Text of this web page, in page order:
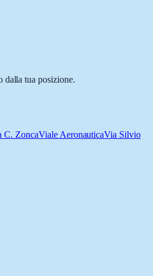
dalla tua posizione.
C. ZoncaViale AeronauticaVia Silvio